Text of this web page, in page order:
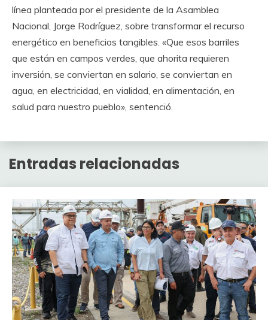
línea planteada por el presidente de la Asamblea
Nacional, Jorge Rodríguez, sobre transformar el recurso
energético en beneficios tangibles. «Que esos barriles
que están en campos verdes, que ahorita requieren
inversión, se conviertan en salario, se conviertan en
agua, en electricidad, en vialidad, en alimentación, en
salud para nuestro pueblo», sentenció.
Entradas relacionadas